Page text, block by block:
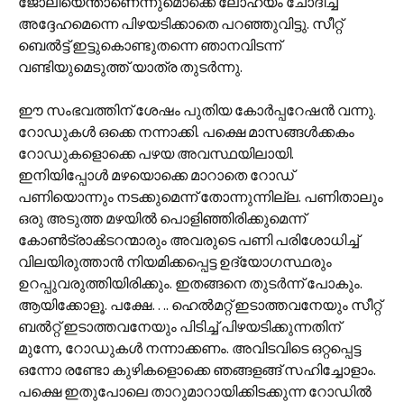
അദ്ദേഹമെന്നെ പിഴയടിക്കാതെ പറഞ്ഞുവിട്ടു. സീറ്റ്
ബെൽട്ട് ഇട്ടുകൊണ്ടുതന്നെ ഞാനവിടന്ന്
വണ്ടിയുമെടുത്ത് യാത്ര തുടർന്നു.
ഈ സംഭവത്തിന് ശേഷം പുതിയ കോർപ്പറേഷൻ വന്നു.
റോഡുകൾ ഒക്കെ നന്നാക്കി. പക്ഷെ മാസങ്ങൾക്കകം
റോഡുകളൊക്കെ പഴയ അവസ്ഥയിലായി.
ഇനിയിപ്പോൾ മഴയൊക്കെ മാറാതെ റോഡ്
പണിയൊന്നും നടക്കുമെന്ന് തോന്നുന്നില്ല. പണിതാലും
ഒരു അടുത്ത മഴയിൽ പൊളിഞ്ഞിരിക്കുമെന്ന്
കോൺ‌ട്രാൿടറന്മാരും അവരുടെ പണി പരിശോധിച്ച്
വിലയിരുത്താൻ നിയമിക്കപ്പെട്ട ഉദ്യോഗസ്ഥരും
ഉറപ്പുവരുത്തിയിരിക്കും. ഇതങ്ങനെ തുടർന്ന് പോകും.
ആയിക്കോളൂ. പക്ഷേ…. ഹെൽമറ്റ് ഇടാത്തവനേയും സീറ്റ്
ബൽറ്റ് ഇടാത്തവനേയും പിടിച്ച് പിഴയടിക്കുന്നതിന്
മുന്നേ, റോഡുകൾ നന്നാക്കണം. അവിടവിടെ ഒറ്റപ്പെട്ട
ഒന്നോ രണ്ടോ കുഴികളൊക്കെ ഞങ്ങളങ്ങ് സഹിച്ചോളാം.
പക്ഷെ ഇതുപോലെ താറുമാറായിക്കിടക്കുന്ന റോഡിൽ